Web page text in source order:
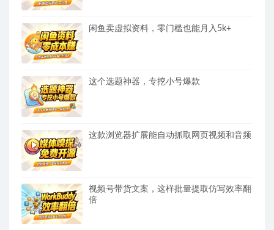
闲鱼卖虚拟资料，零门槛也能月入5k+
这个选题神器，专挖小号爆款
这款浏览器扩展能自动抓取网页视频和音频
视频号带货文案，这样批量提取仿写效率翻
倍